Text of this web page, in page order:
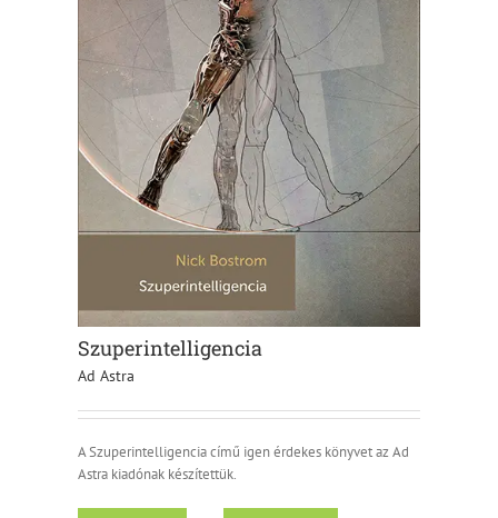
Szuperintelligencia
Ad Astra
A Szuperintelligencia című igen érdekes könyvet az Ad
Astra kiadónak készítettük.